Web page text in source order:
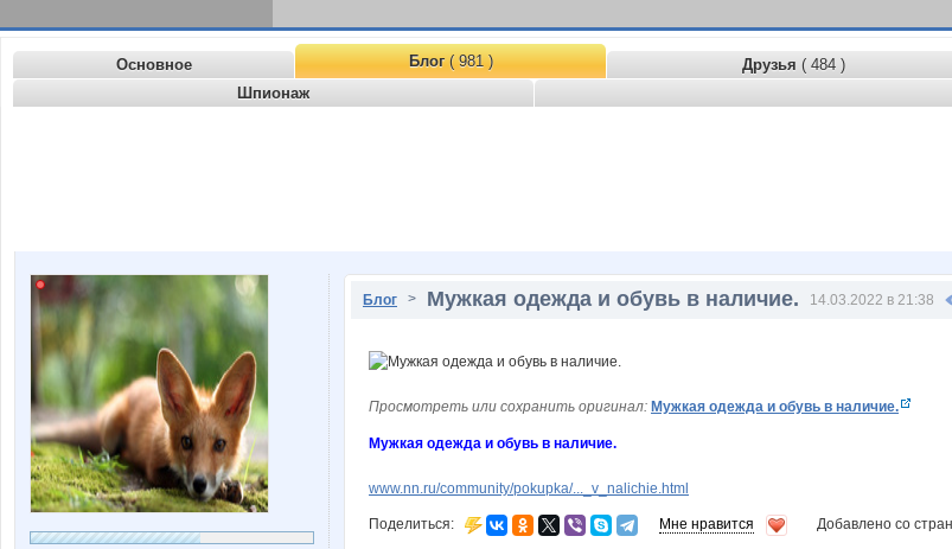
Основное Блог( 981 ) Друзья ( 484 )
Шпионаж
Блог > Мужкая одежда и обувь в наличие. 14.03.2022 в 21:38
Просмотреть или сохранить оригинал: Мужкая одежда и обувь в наличие.
Мужкая одежда и обувь в наличие.
www.nn.ru/community/pokupka/..._v_nalichie.html
Поделиться: Мне нравится Добавлено со